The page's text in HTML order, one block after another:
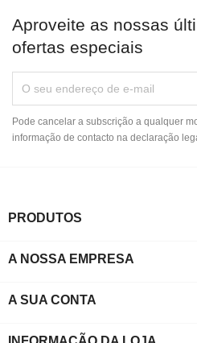
Aproveite as nossas
ofertas especiais
Pode cancelar a subscrição a qualquer
informação de contacto na declaração
PRODUTOS
A NOSSA EMPRESA
A SUA CONTA